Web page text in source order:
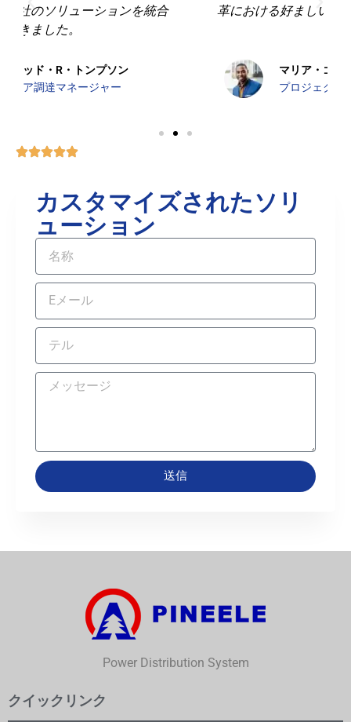
革における好ましいパートナーだと考えていま
マリア・ゴンザレス
プロジェクト・ディレクター - 産業電化
カスタマイズされたソリ
ューション
送信
Power Distribution System
クイックリンク